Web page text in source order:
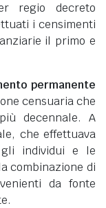
regio decreto
i censimenti
il primo e
permanente
censuaria che
decennale. A
che effettuava
individui e le
combinazione di
da fonte